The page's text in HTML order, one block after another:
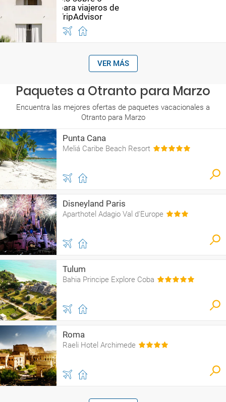
VER MÁS
Paquetes a Otranto para Marzo
Encuentra las mejores ofertas de paquetes vacacionales a
Otranto para Marzo
Punta Cana
Meliá Caribe Beach Resort
Disneyland Paris
Aparthotel Adagio Val d'Europe
Tulum
Bahia Principe Explore Coba
Roma
Raeli Hotel Archimede